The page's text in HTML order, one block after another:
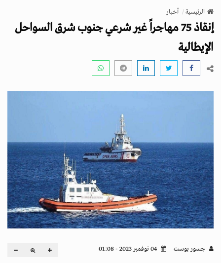
v
i
g
a
t
n
الرئيسية أخبار
إنقاذ 75 مهاجراً غير شرعي جنوب شرق السواحل
الإيطالية
جسور بوست